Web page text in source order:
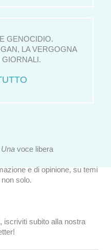
GENOCIDIO.
LA VERGOGNA
GIORNALI.
Una voce libera
e di opinione, su temi
solo.
iscriviti subito alla nostra